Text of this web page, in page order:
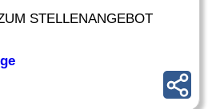
STELLENANGEBOT